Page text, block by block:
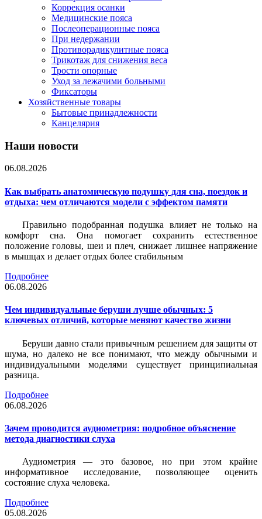
Коррекция осанки
Медицинские пояса
Послеоперационные пояса
При недержании
Противорадикулитные пояса
Трикотаж для снижения веса
Трости опорные
Уход за лежачими больными
Фиксаторы
Хозяйственные товары
Бытовые принадлежности
Канцелярия
Наши новости
06.08.2026
Как выбрать анатомическую подушку для сна, поездок и
отдыха: чем отличаются модели с эффектом памяти
Правильно подобранная подушка влияет не только на
комфорт сна. Она помогает сохранить естественное
положение головы, шеи и плеч, снижает лишнее напряжение
в мышцах и делает отдых более стабильным
Подробнее
06.08.2026
Чем индивидуальные беруши лучше обычных: 5
ключевых отличий, которые меняют качество жизни
Беруши давно стали привычным решением для защиты от
шума, но далеко не все понимают, что между обычными и
индивидуальными моделями существует принципиальная
разница.
Подробнее
06.08.2026
Зачем проводится аудиометрия: подробное объяснение
метода диагностики слуха
Аудиометрия — это базовое, но при этом крайне
информативное исследование, позволяющее оценить
состояние слуха человека.
Подробнее
05.08.2026